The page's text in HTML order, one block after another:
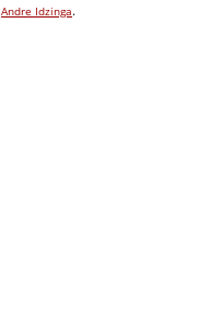
Andre Idzinga.